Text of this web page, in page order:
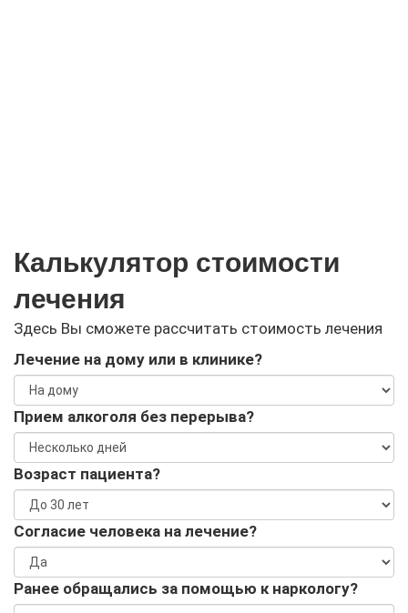
Калькулятор стоимости
лечения
Здесь Вы сможете рассчитать стоимость лечения
Лечение на дому или в клинике?
Прием алкоголя без перерыва?
Возраст пациента?
Согласие человека на лечение?
Ранее обращались за помощью к наркологу?